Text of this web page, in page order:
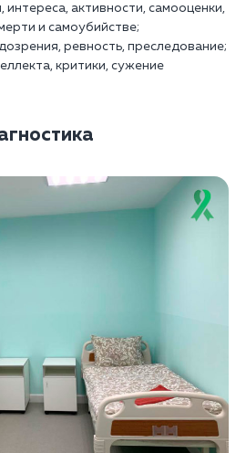
активности, самооценки,
и самоубийстве;
ревность, преследование;
критики, сужение